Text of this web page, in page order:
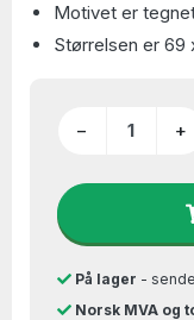
Motivet er
Størrelsen er 69
− +
På lager -
Norsk MVA og